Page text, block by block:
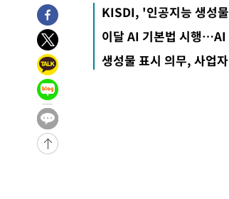
-25초 전 >
[속보]규제합리화위원회 부위원장에
후임
-30117초 전 >
이강인, 폭염 속 AT마드리드 첫
-27256초 전 >
하향수정 (2보)
-26704초 전 >
[속보] 미 사업체, 일자리 7월에
-22567초 전 >
실천"
-21652초 전 >
이란, "오만과 '중앙 단일 루트' 합
운드는 임시"
-13220초 전 >
"낮 기온 소폭 하락"…수도권 폭
-13184초 전 >
[속보]이 대통령, '호우피해' 안동
[단독]중수청 지원 검사들, 정원
낮 최고 37도 찜통더위…곳곳 소
KISDI, '인공지능 생성
이달 AI 기본법 시행…AI
생성물 표시 의무, 사업